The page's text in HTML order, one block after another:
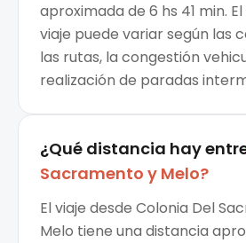
aproximada de 6 hs 41 min.
viaje puede variar según las
las rutas, la congestión
realización de paradas
¿Qué distancia hay
Sacramento y Melo?
El viaje desde Colonia Del
Melo tiene una distancia